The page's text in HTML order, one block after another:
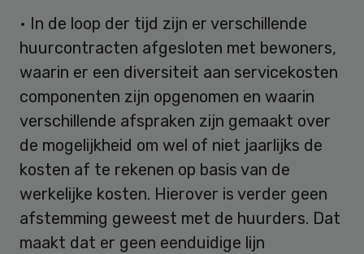
• In de loop der tijd zijn er verschillende
huurcontracten afgesloten met bewoners,
waarin er een diversiteit aan servicekosten
componenten zijn opgenomen en waarin
verschillende afspraken zijn gemaakt over
de mogelijkheid om wel of niet jaarlijks de
kosten af te rekenen op basis van de
werkelijke kosten. Hierover is verder geen
afstemming geweest met de huurders. Dat
maakt dat er geen eenduidige lijn